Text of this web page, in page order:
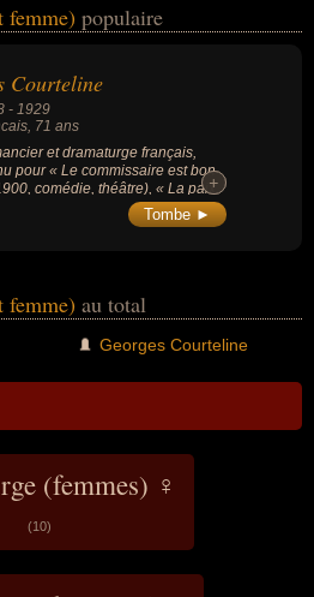
également avoir été artiste,
avoir été francais par exemple.
femme) populaire
Courteline
- 1929
, 71 ans
et dramaturge français,
pour « Le commissaire est bon
comédie, théâtre), « La paix+
+
Tombe ►
femme) au total
Georges Courteline
(femmes) ♀
(10)